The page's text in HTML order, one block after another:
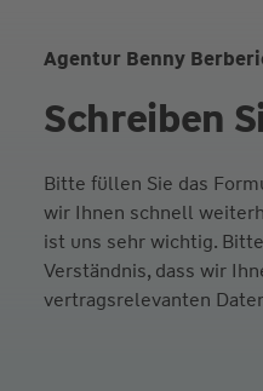
Agentur Benny
Schreiben
Bitte füllen Sie das
wir Ihnen schnell
ist uns sehr wichtig.
Verständnis, dass wir
vertragsrelevanten